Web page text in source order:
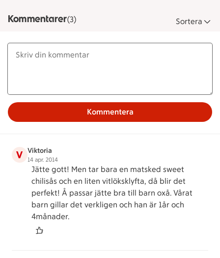
Kommentarer(3) Sortera
Kommentera
V Viktoria
14 apr. 2014
Jätte gott! Men tar bara en matsked sweet
chilisås och en liten vitlöksklyfta, då blir det
perfekt! Å passar jätte bra till barn oxå. Vårat
barn gillar det verkligen och han är 1år och
4månader.